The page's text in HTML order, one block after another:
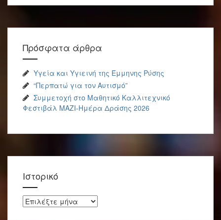
Πρόσφατα άρθρα
Υγεία και Υγιεινή της Έμμηνης Ρύσης
“Περπατώ για τον Αυτισμό”
Συμμετοχή στο Μαθητικό Καλλιτεχνικό
Φεστιβάλ ΜΑΖΙ-Ημέρα Δράσης 2026
Ιστορικό
Ιστορικό